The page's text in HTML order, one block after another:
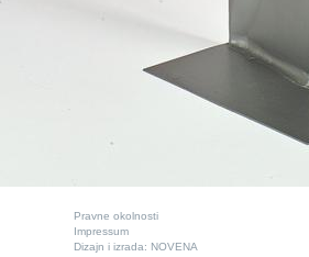
Pravne okolnosti
Impressum
Dizajn i izrada: NOVENA